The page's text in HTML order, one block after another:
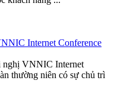
Internet Conference
nghị VNNIC Internet
thường niên có sự chủ trì